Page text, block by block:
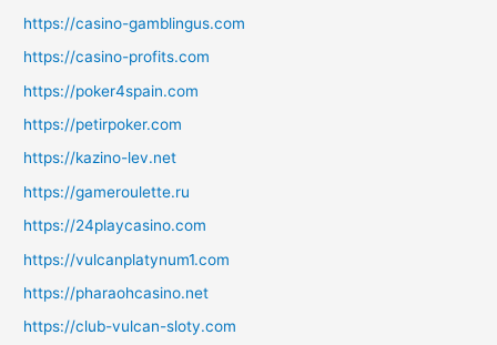
https://casino-gamblingus.com
https://casino-profits.com
https://poker4spain.com
https://petirpoker.com
https://kazino-lev.net
https://gameroulette.ru
https://24playcasino.com
https://vulcanplatynum1.com
https://pharaohcasino.net
https://club-vulcan-sloty.com